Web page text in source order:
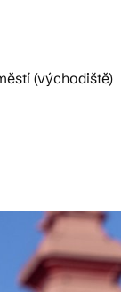
(východiště)